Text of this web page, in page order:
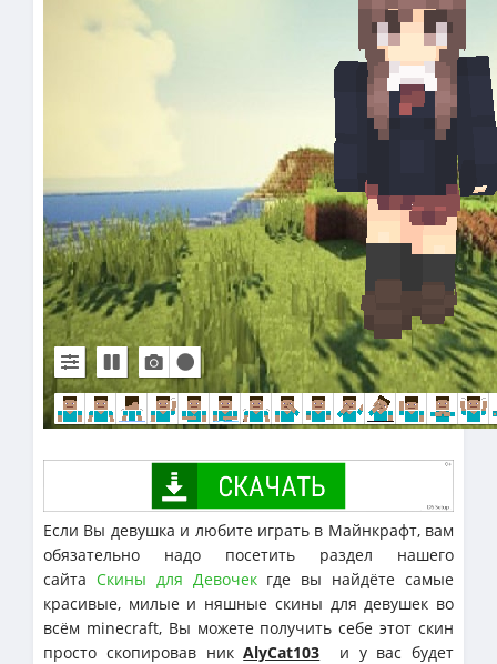
Если Вы девушка и любите играть в Майнкрафт, вам
обязательно надо посетить раздел нашего
сайта Скины для Девочекгде вы найдёте самые
красивые, милые и няшные скины для девушек во
всём minecraft, Вы можете получить себе этот скин
просто скопировав никAlyCat103
и у вас будет